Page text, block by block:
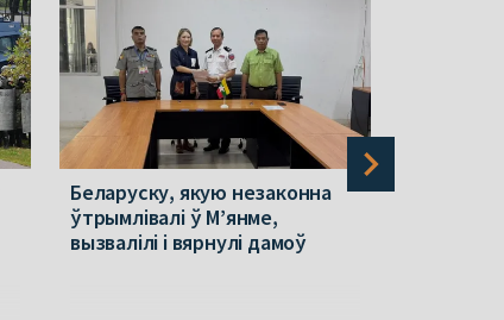
Беларуску, якую незаконна
ўтрымлівалі ў М’янме,
вызвалілі і вярнулі дамоў